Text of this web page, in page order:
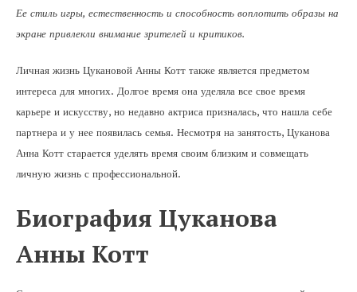
Ее стиль игры, естественность и способность воплотить образы на
экране привлекли внимание зрителей и критиков.
Личная жизнь Цукановой Анны Котт также является предметом
интереса для многих. Долгое время она уделяла все свое время
карьере и искусству, но недавно актриса призналась, что нашла себе
партнера и у нее появилась семья. Несмотря на занятость, Цуканова
Анна Котт старается уделять время своим близким и совмещать
личную жизнь с профессиональной.
Биография Цуканова
Анны Котт